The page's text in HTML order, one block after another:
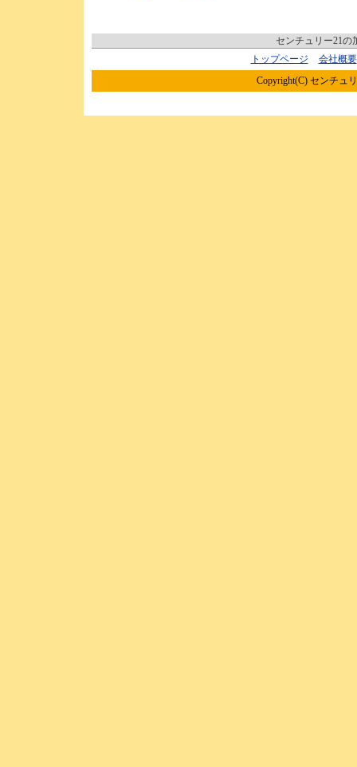
センチュリー21の
トップページ
会社概要
Copyright(C) センチュ